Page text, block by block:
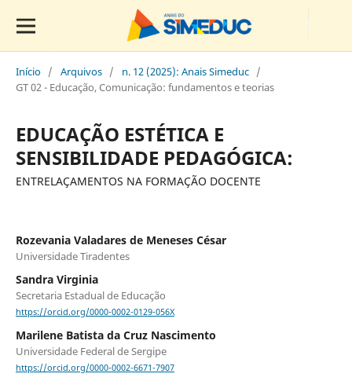
Início / Arquivos / n. 12 (2025): Anais Simeduc /
GT 02 - Educação, Comunicação: fundamentos e teorias
EDUCAÇÃO ESTÉTICA E
SENSIBILIDADE PEDAGÓGICA:
ENTRELAÇAMENTOS NA FORMAÇÃO DOCENTE
Rozevania Valadares de Meneses César
Universidade Tiradentes
Sandra Virginia
Secretaria Estadual de Educação
https://orcid.org/0000-0002-0129-056X
Marilene Batista da Cruz Nascimento
Universidade Federal de Sergipe
https://orcid.org/0000-0002-6671-7907